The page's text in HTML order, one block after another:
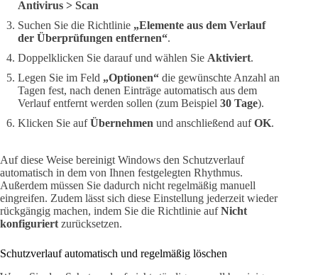
Antivirus > Scan
Suchen Sie die Richtlinie „Elemente aus dem Verlauf
der Überprüfungen entfernen“.
Doppelklicken Sie darauf und wählen Sie Aktiviert.
Legen Sie im Feld „Optionen“ die gewünschte Anzahl an
Tagen fest, nach denen Einträge automatisch aus dem
Verlauf entfernt werden sollen (zum Beispiel 30 Tage).
Klicken Sie aufÜbernehmen und anschließend aufOK.
Auf diese Weise bereinigt Windows den Schutzverlauf
automatisch in dem von Ihnen festgelegten Rhythmus.
Außerdem müssen Sie dadurch nicht regelmäßig manuell
eingreifen. Zudem lässt sich diese Einstellung jederzeit wieder
rückgängig machen, indem Sie die Richtlinie aufNicht
konfiguriert zurücksetzen.
Schutzverlauf automatisch und regelmäßig löschen